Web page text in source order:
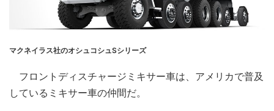
マクネイラス社のオシュコシュSシリーズ
フロントディスチャージミキサー車は、アメリカで普及
しているミキサー車の仲間だ。